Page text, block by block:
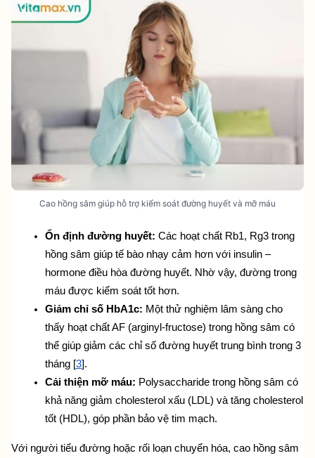
Cao hồng sâm giúp hỗ trợ kiểm soát đường huyết và mỡ máu
Ổn định đường huyết: Các hoạt chất Rb1, Rg3 trong
hồng sâm giúp tế bào nhạy cảm hơn với insulin –
hormone điều hòa đường huyết. Nhờ vậy, đường trong
máu được kiểm soát tốt hơn.
Giảm chỉ số HbA1c: Một thử nghiệm lâm sàng cho
thấy hoạt chất AF (arginyl-fructose) trong hồng sâm có
thể giúp giảm các chỉ số đường huyết trung bình trong 3
tháng [3].
Cải thiện mỡ máu: Polysaccharide trong hồng sâm có
khả năng giảm cholesterol xấu (LDL) và tăng cholesterol
tốt (HDL), góp phần bảo vệ tim mạch.
Với người tiểu đường hoặc rối loạn chuyển hóa, cao hồng sâm